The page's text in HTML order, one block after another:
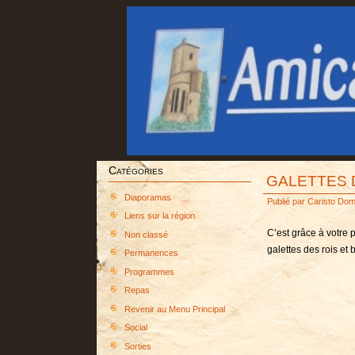
Catégories
Diaporamas
Liens sur la région
Non classé
Permanences
Programmes
Repas
Revenir au Menu Principal
Social
Sorties
GALETTES
Publié par Caristo
C’est grâce à votre
galettes des rois et